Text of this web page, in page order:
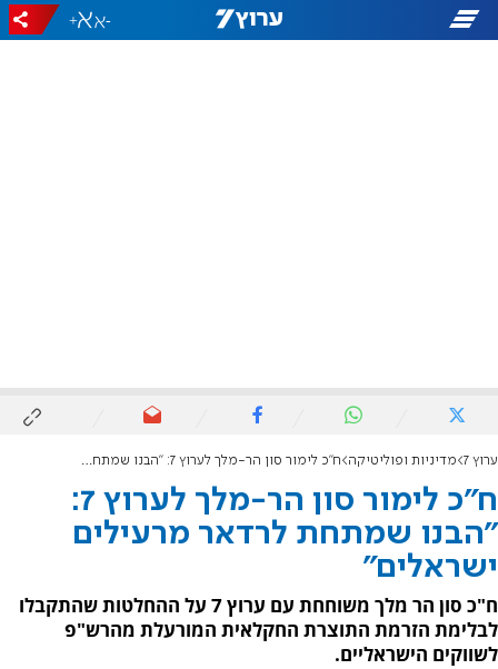
-
+
ערוץ 7 מדיניות ופוליטיקה ח"כ לימור סון הר-מלך לערוץ 7: "הבנו שמתחת לרדאר מרעילים ישראלים"
ח"כ לימור סון הר-מלך לערוץ 7:
"הבנו שמתחת לרדאר מרעילים
ישראלים"
ח"כ סון הר מלך משוחחת עם ערוץ 7 על ההחלטות שהתקבלו
לבלימת הזרמת התוצרת החקלאית המורעלת מהרש"פ
לשווקים הישראליים.